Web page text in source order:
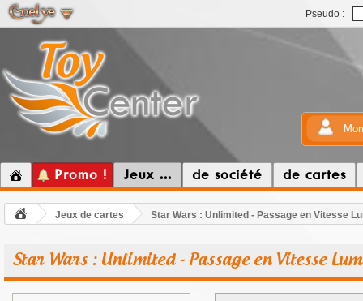
Pseudo :
Promo ! Jeux ... de société de cartes
Jeux de cartes Star Wars : Unlimited - Passage en Vitesse
Star Wars : Unlimited - Passage en Vitesse